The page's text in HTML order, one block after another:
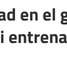
en el